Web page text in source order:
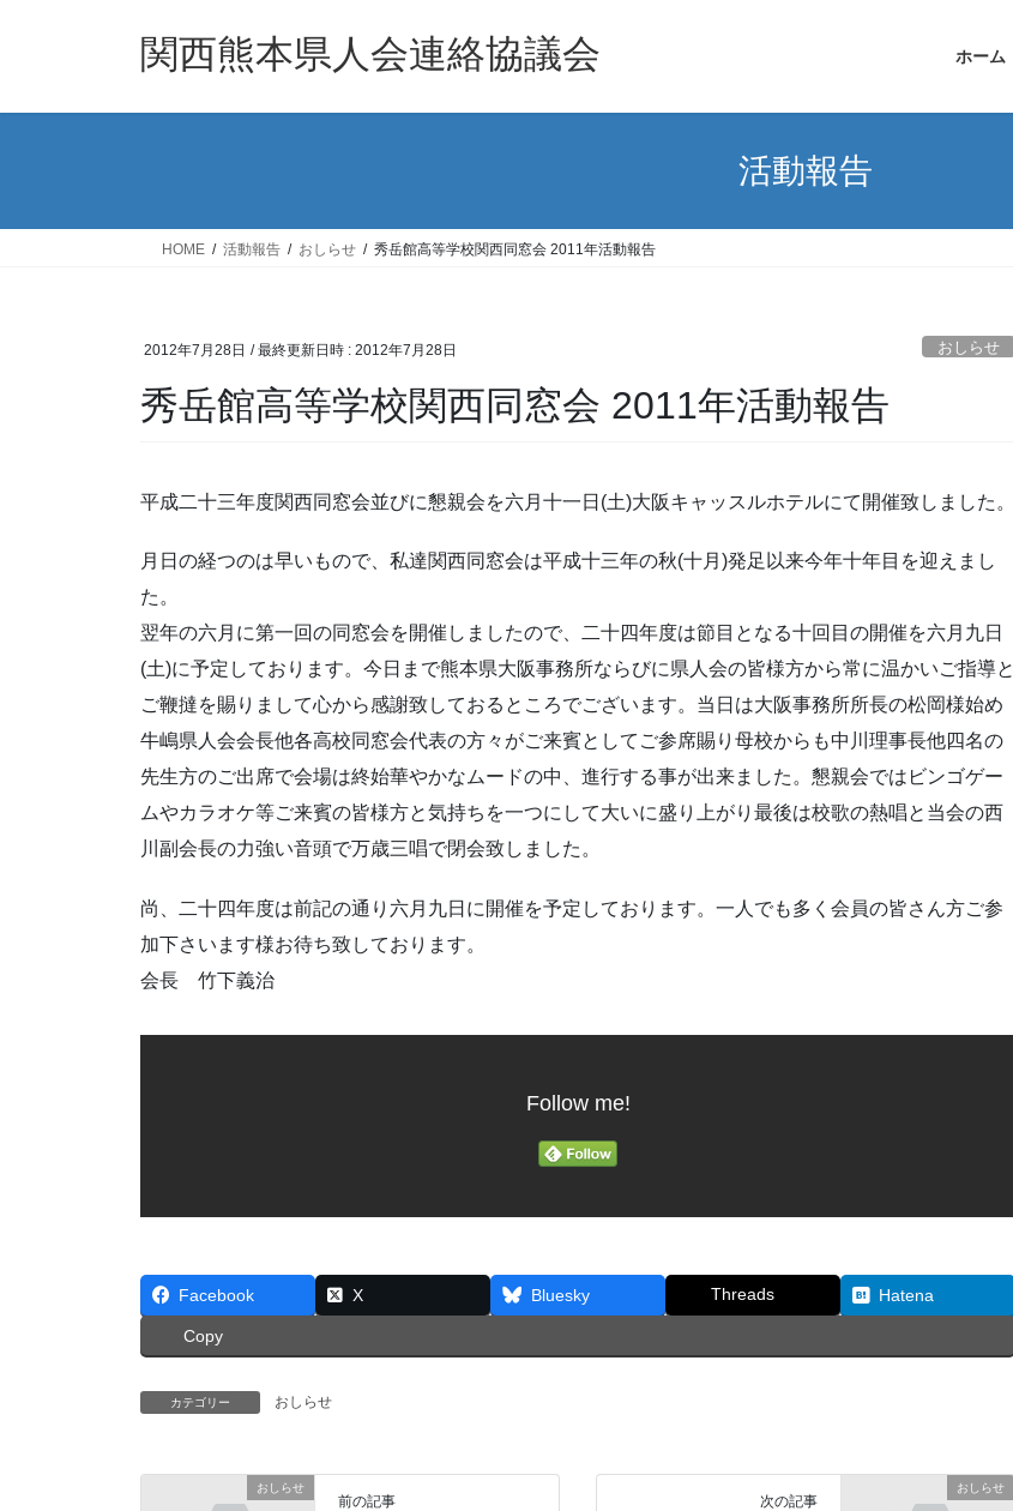
関西熊本県人会連絡協議会 ホーム
活動報告
HOME 活動報告 おしらせ 秀岳館高等学校関西同窓会 2011年活動報告
2012年7月28日 / 最終更新日時 : 2012年7月28日 おしらせ
秀岳館高等学校関西同窓会 2011年活動報告
平成二十三年度関西同窓会並びに懇親会を六月十一日(土)大阪キャッスルホテルにて開催致しました。
月日の経つのは早いもので、私達関西同窓会は平成十三年の秋(十月)発足以来今年十年目を迎えまし
た。
翌年の六月に第一回の同窓会を開催しましたので、二十四年度は節目となる十回目の開催を六月九日
(土)に予定しております。今日まで熊本県大阪事務所ならびに県人会の皆様方から常に温かいご指導と
ご鞭撻を賜りまして心から感謝致しておるところでございます。当日は大阪事務所所長の松岡様始め
牛嶋県人会会長他各高校同窓会代表の方々がご来賓としてご参席賜り母校からも中川理事長他四名の
先生方のご出席で会場は終始華やかなムードの中、進行する事が出来ました。懇親会ではビンゴゲー
ムやカラオケ等ご来賓の皆様方と気持ちを一つにして大いに盛り上がり最後は校歌の熱唱と当会の西
川副会長の力強い音頭で万歳三唱で閉会致しました。
尚、二十四年度は前記の通り六月九日に開催を予定しております。一人でも多く会員の皆さん方ご参
加下さいます様お待ち致しております。
会長 竹下義治
Follow me!
Facebook X Bluesky Threads Hatena
Copy
カテゴリー おしらせ
おしらせ
前の記事
おしらせ
次の記事